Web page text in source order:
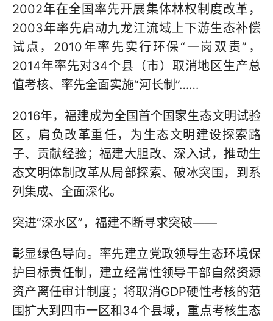
2002年在全国率先开展集体林权制度改革，
2003年率先启动九龙江流域上下游生态补偿
试点，2010年率先实行环保“一岗双责”，
2014年率先对34个县（市）取消地区生产总
值考核、率先全面实施“河长制”……
2016年，福建成为全国首个国家生态文明试验
区，肩负改革重任，为生态文明建设探索路
子、贡献经验；福建大胆改、深入试，推动生
态文明体制改革从局部探索、破冰突围，到系
列集成、全面深化。
突进“深水区”，福建不断寻求突破——
彰显绿色导向。率先建立党政领导生态环境保
护目标责任制，建立经常性领导干部自然资源
资产离任审计制度；将取消GDP硬性考核的范
围扩大到四市一区和34个县域，重点考核生态